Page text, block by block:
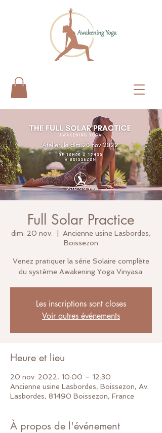
Full Solar Practice
dim. 20 nov.
Ancienne usine Lasbordes,
Boissezon
Venez pratiquer la série Solaire complète
du système Awakening Yoga Vinyasa.
Les inscriptions sont closes
Voir autres événements
Heure et lieu
20 nov. 2022, 10:00 – 12:30
Ancienne usine Lasbordes, Boissezon, Av.
Lasbordes, 81490 Boissezon, France
À propos de l'événement